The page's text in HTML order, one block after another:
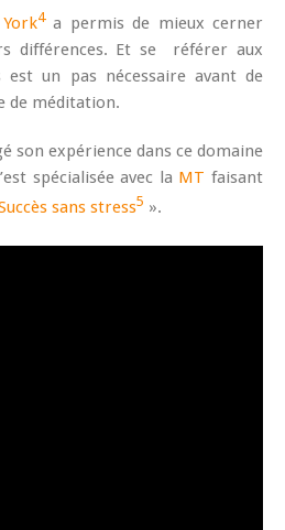
4a permis de mieux cerner
différences. Et se référer aux
est un pas nécessaire avant de
de méditation.
son expérience dans ce domaine
spécialisée avec la MT faisant
sans stress5 ».